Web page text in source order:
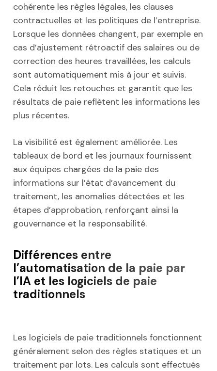
cohérente les règles légales, les clauses
contractuelles et les politiques de l’entreprise.
Lorsque les données changent, par exemple en
cas d’ajustement rétroactif des salaires ou de
correction des heures travaillées, les calculs
sont automatiquement mis à jour et suivis.
Cela réduit les retouches et garantit que les
résultats de paie reflètent les informations les
plus récentes.
La visibilité est également améliorée. Les
tableaux de bord et les journaux fournissent
aux équipes chargées de la paie des
informations sur l’état d’avancement du
traitement, les anomalies détectées et les
étapes d’approbation, renforçant ainsi la
gouvernance et la responsabilité.
Différences entre
l’automatisation de la paie par
l’IA et les logiciels de paie
traditionnels
Les logiciels de paie traditionnels fonctionnent
généralement selon des règles statiques et un
traitement par lots. Les calculs sont effectués